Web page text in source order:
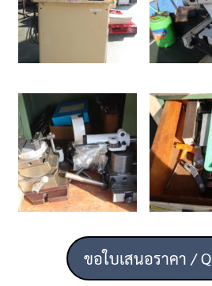
ขอใบเสนอราคา /